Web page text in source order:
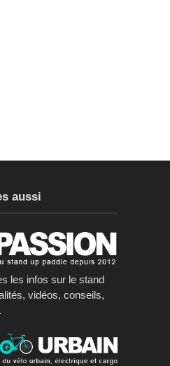
aussi
les infos sur le stand
vidéos, conseils,